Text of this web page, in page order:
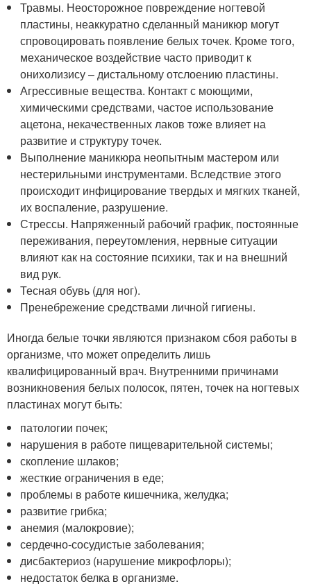
Травмы. Неосторожное повреждение ногтевой
пластины, неаккуратно сделанный маникюр могут
спровоцировать появление белых точек. Кроме того,
механическое воздействие часто приводит к
онихолизису – дистальному отслоению пластины.
Агрессивные вещества. Контакт с моющими,
химическими средствами, частое использование
ацетона, некачественных лаков тоже влияет на
развитие и структуру точек.
Выполнение маникюра неопытным мастером или
нестерильными инструментами. Вследствие этого
происходит инфицирование твердых и мягких тканей,
их воспаление, разрушение.
Стрессы. Напряженный рабочий график, постоянные
переживания, переутомления, нервные ситуации
влияют как на состояние психики, так и на внешний
вид рук.
Тесная обувь (для ног).
Пренебрежение средствами личной гигиены.
Иногда белые точки являются признаком сбоя работы в
организме, что может определить лишь
квалифицированный врач. Внутренними причинами
возникновения белых полосок, пятен, точек на ногтевых
пластинах могут быть:
патологии почек;
нарушения в работе пищеварительной системы;
скопление шлаков;
жесткие ограничения в еде;
проблемы в работе кишечника, желудка;
развитие грибка;
анемия (малокровие);
сердечно-сосудистые заболевания;
дисбактериоз (нарушение микрофлоры);
недостаток белка в организме.